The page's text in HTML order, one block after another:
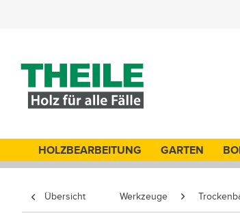
HOLZBEARBEITUNG GARTEN
Übersicht Werkzeuge